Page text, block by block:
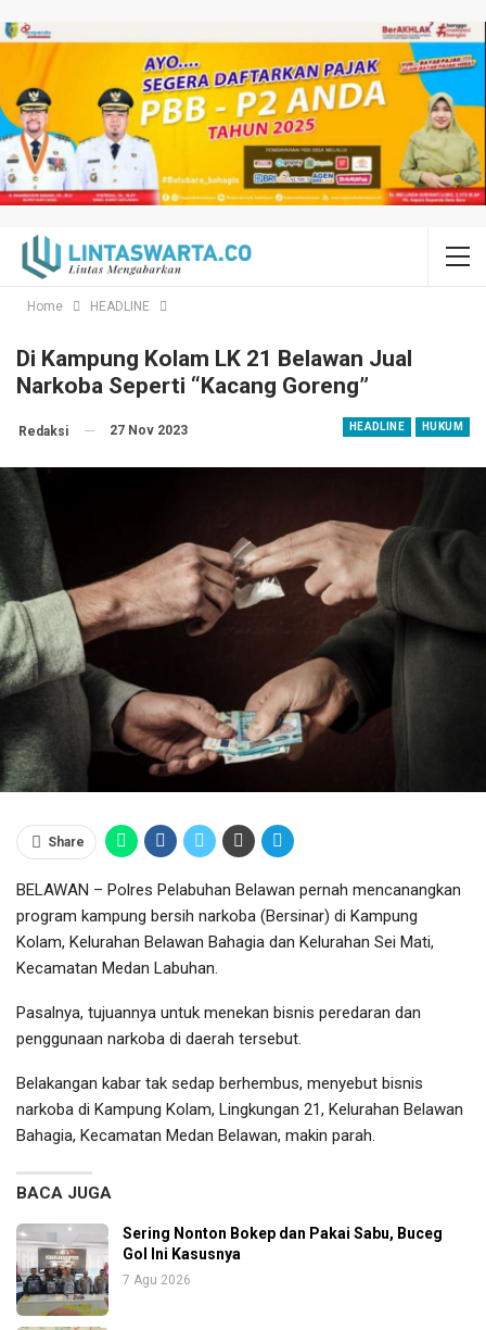
Home HEADLINE
Di Kampung Kolam LK 21 Belawan Jual
Narkoba Seperti “Kacang Goreng”
HEADLINE HUKUM
Redaksi 27 Nov 2023
Share
BELAWAN – Polres Pelabuhan Belawan pernah mencanangkan
program kampung bersih narkoba (Bersinar) di Kampung
Kolam, Kelurahan Belawan Bahagia dan Kelurahan Sei Mati,
Kecamatan Medan Labuhan.
Pasalnya, tujuannya untuk menekan bisnis peredaran dan
penggunaan narkoba di daerah tersebut.
Belakangan kabar tak sedap berhembus, menyebut bisnis
narkoba di Kampung Kolam, Lingkungan 21, Kelurahan Belawan
Bahagia, Kecamatan Medan Belawan, makin parah.
BACA JUGA
Sering Nonton Bokep dan Pakai Sabu, Buceg
Gol Ini Kasusnya
7 Agu 2026